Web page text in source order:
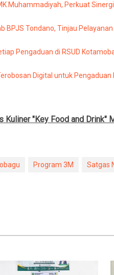
Muhammadiyah, Perkuat
BPJS Tondano, Tinjau
Pengaduan di RSUD
Digital untuk
Kuliner "Key Food and Drink"
Program 3M Satgas